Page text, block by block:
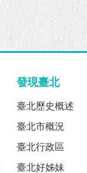
發現臺北
臺北歷史概述
臺北市概況
臺北行政區
臺北好姊妹